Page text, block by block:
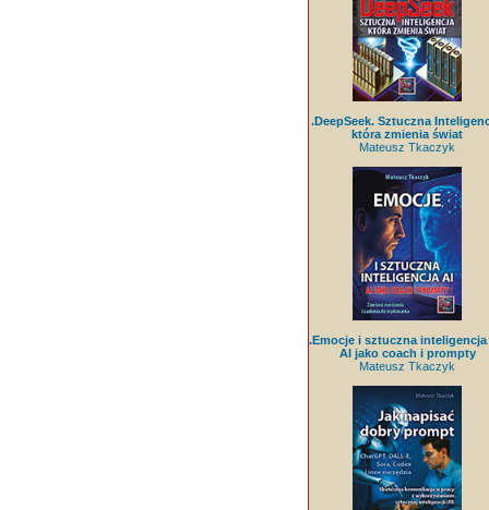
.DeepSeek. Sztuczna
która zmienia świat
Mateusz Tkaczyk
.Emocje i sztuczna inteligencja
AI jako coach i prompty
Mateusz Tkaczyk